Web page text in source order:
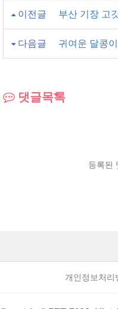
이전글 부산 기장 고
다음글 귀여운 달콩이
댓글목록
등록된
개인정보처리